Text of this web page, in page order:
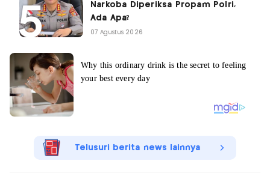
Narkoba Diperiksa Propam Polri,
Ada Apa?
07 Agustus 2026
Telusuri berita news lainnya